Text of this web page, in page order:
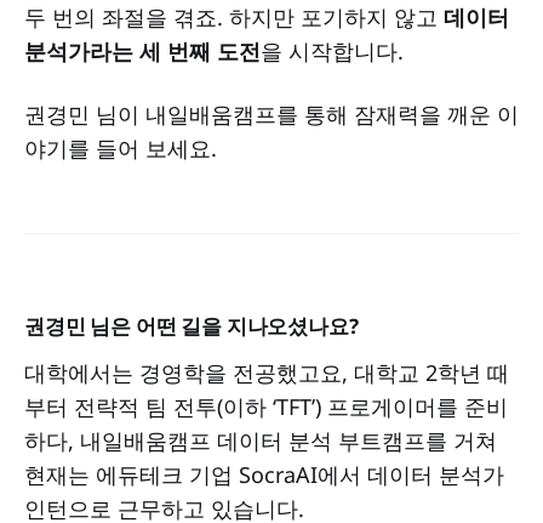
두 번의 좌절을 겪죠. 하지만 포기하지 않고 데이터
분석가라는 세 번째 도전을 시작합니다.
권경민 님이 내일배움캠프를 통해 잠재력을 깨운 이
야기를 들어 보세요.
권경민 님은 어떤 길을 지나오셨나요?
대학에서는 경영학을 전공했고요, 대학교 2학년 때
부터 전략적 팀 전투(이하 ‘TFT’) 프로게이머를 준비
하다, 내일배움캠프 데이터 분석 부트캠프를 거쳐
현재는 에듀테크 기업 SocraAI에서 데이터 분석가
인턴으로 근무하고 있습니다.